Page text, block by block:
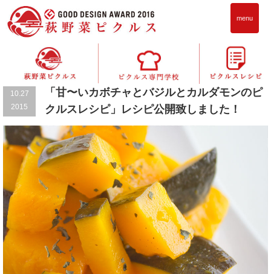
menu
お知らせ
10.27
2015
「甘〜いカボチャとバジルとカルダモンのピ
クルスレシピ」レシピ公開致しました！